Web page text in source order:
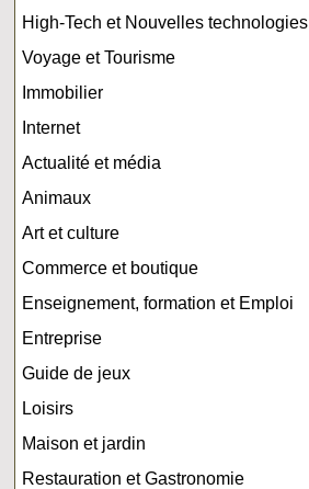
High-Tech et Nouvelles technologies
Voyage et Tourisme
Immobilier
Internet
Actualité et média
Animaux
Art et culture
Commerce et boutique
Enseignement, formation et Emploi
Entreprise
Guide de jeux
Loisirs
Maison et jardin
Restauration et Gastronomie